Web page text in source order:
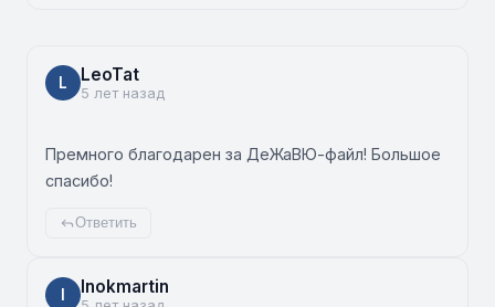
L LeoTat
5 лет назад
Премного благодарен за ДеЖаВЮ-файл! Большое
спасибо!
Ответить
Inokmartin